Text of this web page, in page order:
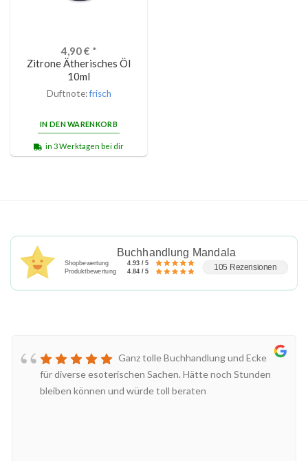
4,90€ *
Zitrone Ätherisches Öl
10ml
Duftnote:frisch
IN DEN WARENKORB
in 3 Werktagen bei dir
Buchhandlung Mandala
Shopbewertung 4.93 / 5
Produktbewertung 4.84 / 5 105 Rezensionen
Ganz tolle Buchhandlung und Ecke
für diverse esoterischen Sachen. Hätte noch Stunden
bleiben können und würde toll beraten